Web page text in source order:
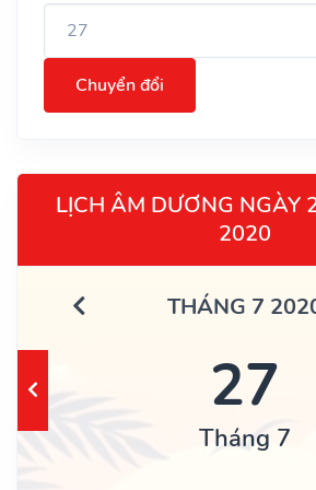
Chuyển đổi
LỊCH ÂM DƯƠNG NGÀY
2020
THÁNG 7
27
Tháng 7